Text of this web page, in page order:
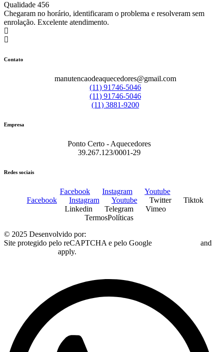
Qualidade 456
Chegaram no horário, identificaram o problema e resolveram sem
enrolação. Excelente atendimento.
Contato
manutencaodeaquecedores@gmail.com
(11) 91746-5046
(11) 91746-5046
(11) 3881-9200
Empresa
Ponto Certo - Aquecedores
39.267.123/0001-29
Redes sociais
Facebook Instagram
Youtube
Facebook
Instagram Youtube Twitter
Tiktok
Linkedin
Telegram
Vimeo
TermosPolíticas
© 2025 Desenvolvido por:
Site protegido pelo reCAPTCHA e pelo Google
and
apply.